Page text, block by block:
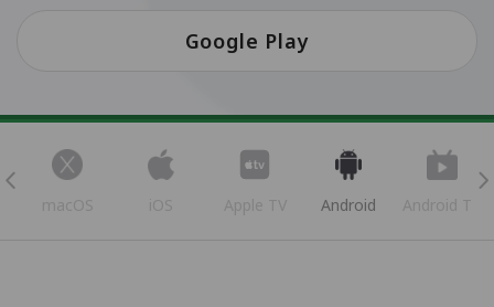
Google Play
macOS iOS Apple TV Android Android TV